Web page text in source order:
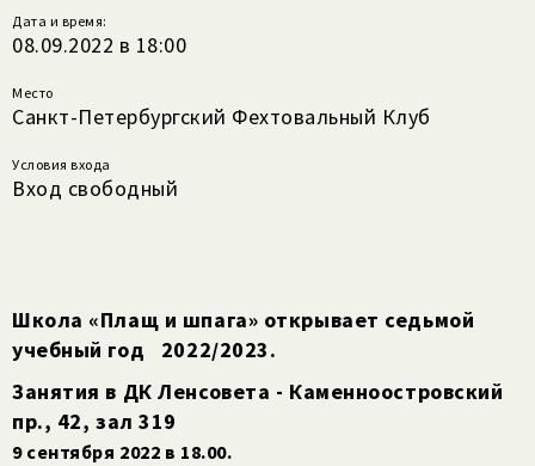
Дата и время:
08.09.2022 в 18:00
Место
Санкт-Петербургский Фехтовальный Клуб
Условия входа
Вход свободный
Школа «Плащ и шпага» открывает седьмой
учебный год
2022/2023.
Занятия в ДК Ленсовета - Каменноостровский
пр., 42, зал 319
9 сентября 2022 в 18.00.